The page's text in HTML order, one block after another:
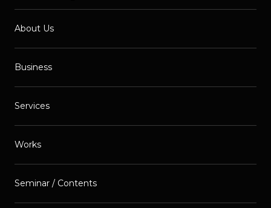
About Us
Business
Services
Works
Seminar / Contents